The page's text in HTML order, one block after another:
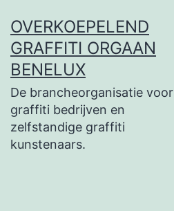
naar
de
inhoud
OVERKOEPELEND
GRAFFITI ORGAAN
BENELUX
De brancheorganisatie voor
graffiti bedrijven en
zelfstandige graffiti
kunstenaars.